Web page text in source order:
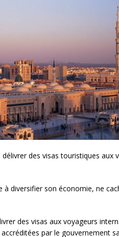
des visas touristiques aux
à diversifier son économie, ne
des visas aux voyageurs
par le gouvernement